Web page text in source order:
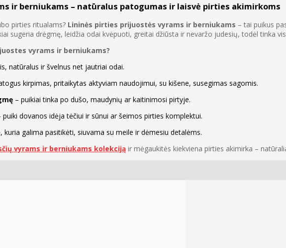
ir berniukams – natūralus patogumas ir laisvė pirties akimirkoms
pirties ritualams? Lininės pirties prijuostės vyrams ir berniukams – tai puikus
sugeria drėgmę, leidžia odai kvėpuoti, greitai džiūsta ir nevaržo judesių, todėl tinka
vyrams ir berniukams?
natūralus ir švelnus net jautriai odai.
kirpimas, pritaikytas aktyviam naudojimui, su kišene, susegimas sagomis.
– puikiai tinka po dušo, maudynių ar kaitinimosi pirtyje.
puiki dovanos idėja tėčiui ir sūnui ar šeimos pirties komplektui.
kuria galima pasitikėti, siuvama su meile ir dėmesiu detalėms.
vyrams ir berniukams kolekciją ir mėgaukitės kiekviena pirties akimirka –